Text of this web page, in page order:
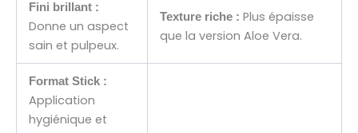
Fini brillant :
Donne un aspect
sain et pulpeux.
Texture riche : Plus épaisse
que la version Aloe Vera.
Format Stick :
Application
hygiénique et